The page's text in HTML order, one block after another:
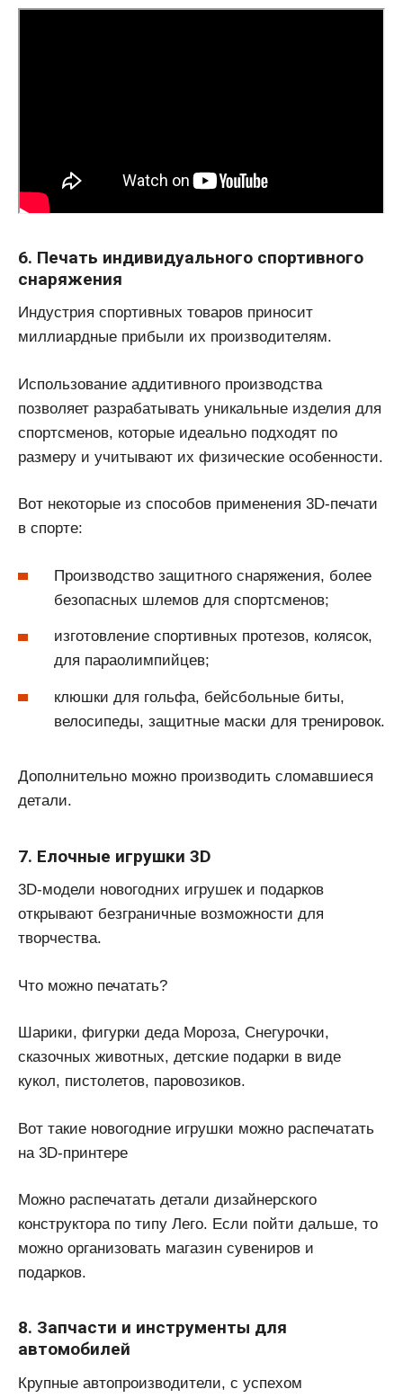
6. Печать индивидуального спортивного
снаряжения
Индустрия спортивных товаров приносит
миллиардные прибыли их производителям.
Использование аддитивного производства
позволяет разрабатывать уникальные изделия для
спортсменов, которые идеально подходят по
размеру и учитывают их физические особенности.
Вот некоторые из способов применения 3D-печати
в спорте:
Производство защитного снаряжения, более
безопасных шлемов для спортсменов;
изготовление спортивных протезов, колясок,
для параолимпийцев;
клюшки для гольфа, бейсбольные биты,
велосипеды, защитные маски для тренировок.
Дополнительно можно производить сломавшиеся
детали.
7. Елочные игрушки 3D
3D-модели новогодних игрушек и подарков
открывают безграничные возможности для
творчества.
Что можно печатать?
Шарики, фигурки деда Мороза, Снегурочки,
сказочных животных, детские подарки в виде
кукол, пистолетов, паровозиков.
Вот такие новогодние игрушки можно распечатать
на 3D-принтере
Можно распечатать детали дизайнерского
конструктора по типу Лего. Если пойти дальше, то
можно организовать магазин сувениров и
подарков.
8. Запчасти и инструменты для
автомобилей
Крупные автопроизводители, с успехом